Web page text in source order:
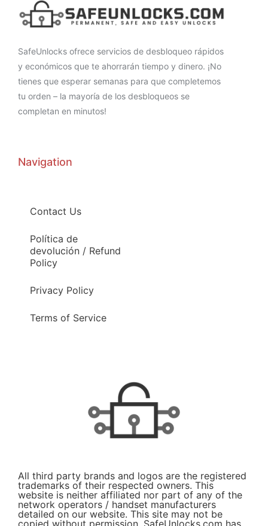
SafeUnlocks ofrece servicios de desbloqueo rápidos
y económicos que te ahorrarán tiempo y dinero. ¡No
tienes que esperar semanas para que completemos
tu orden – la mayoría de los desbloqueos se
completan en minutos!
Navigation
Contact Us
Política de
devolución / Refund
Policy
Privacy Policy
Terms of Service
All third party brands and logos are the registered
trademarks of their respected owners. This
website is neither affiliated nor part of any of the
network operators / handset manufacturers
detailed on our website. This site may not be